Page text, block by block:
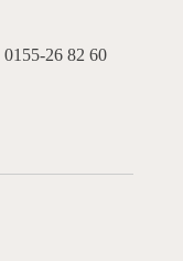
0155-26 82 60